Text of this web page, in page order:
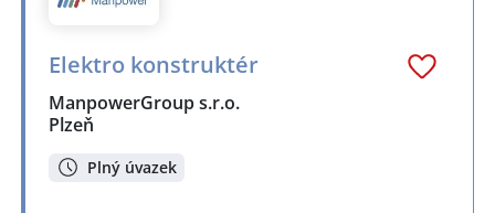
Elektro konstruktér
ManpowerGroup s.r.o.
Plzeň
Plný úvazek